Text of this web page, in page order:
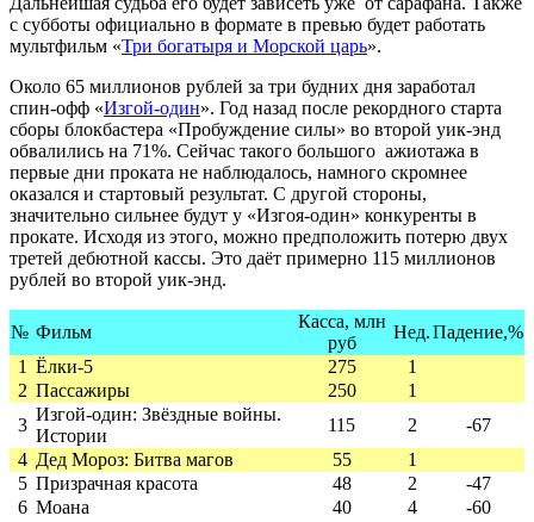
с субботы официально в формате в превью будет работать
мультфильм «Три богатыря и Морской царь».
Около 65 миллионов рублей за три будних дня заработал
спин-офф «Изгой-один». Год назад после рекордного старта
сборы блокбастера «Пробуждение силы» во второй уик-энд
обвалились на 71%. Сейчас такого большого ажиотажа в
первые дни проката не наблюдалось, намного скромнее
оказался и стартовый результат. С другой стороны,
значительно сильнее будут у «Изгоя-один» конкуренты в
прокате. Исходя из этого, можно предположить потерю двух
третей дебютной кассы. Это даёт примерно 115 миллионов
рублей во второй уик-энд.
№ Фильм
Касса, млн
руб
Нед.Падение,%
1 Ёлки-5 275
1
2 Пассажиры 250
1
3
Изгой-один: Звёздные войны.
Истории
115 2
-67
4 Дед Мороз: Битва магов 55
1
5 Призрачная красота 48 2
-47
6 Моана 40 4
-60